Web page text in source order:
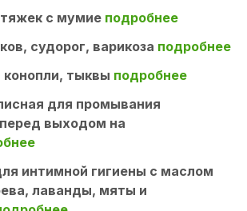
с мумие подробнее
судорог, варикоза подробнее
тыквы подробнее
для промывания
выходом на
интимной гигиены с маслом
лаванды, мяты и